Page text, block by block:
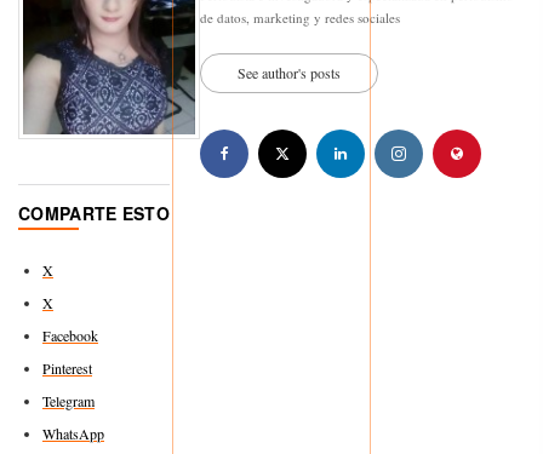
de datos, marketing y redes sociales
See author's posts
COMPARTE ESTO
X
X
Facebook
Pinterest
Telegram
WhatsApp